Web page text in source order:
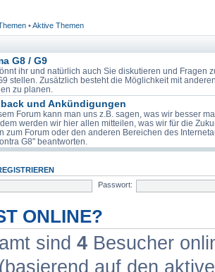
•Aktive Themen
G8 / G9
ihr und natürlich auch Sie diskutieren und Fragen
stellen. Zusätzlich besteht die Möglichkeit mit
zu planen.
und Ankündigungen
Forum kann man uns z.B. sagen, was wir besser
werden wir hier allen mitteilen, was wir für die
zum Forum oder den anderen Bereichen des
G8" beantworten.
Passwort:
ONLINE?
sind 4 Besucher
auf den